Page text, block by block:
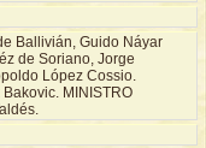
Ballivián, Guido Náyar
de Soriano, Jorge
López Cossio.
MINISTRO